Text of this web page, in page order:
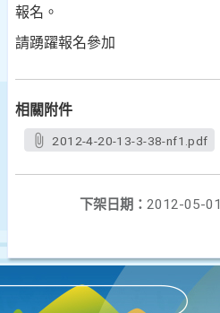
報名。
請踴躍報名參加
相關附件
2012-4-20-13-3-38-nf1.pdf
下架日期： 2012-05-01